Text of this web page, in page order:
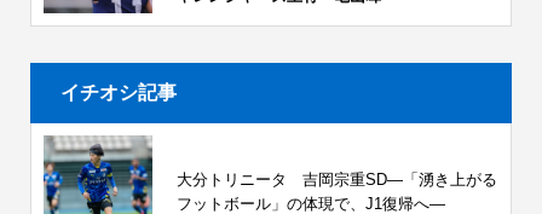
イチオシ記事
大分トリニータ 吉岡宗重SD―「湧き上がる
フットボール」の体現で、J1復帰へ―